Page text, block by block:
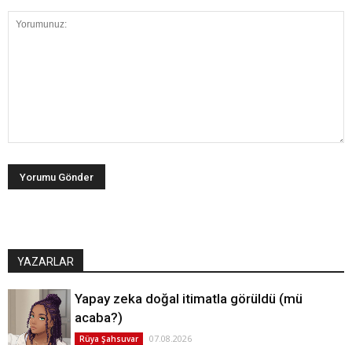
YAZARLAR
Yapay zeka doğal itimatla görüldü (mü
acaba?)
Rüya Şahsuvar 07.08.2026